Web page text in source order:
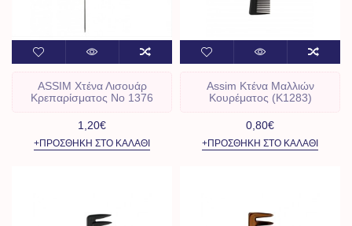
ASSIM Χτένα Λισουάρ
Κρεπαρίσματος No 1376
1,20€
+ΠΡΟΣΘΉΚΗ ΣΤΟ ΚΑΛΆΘΙ
Assim Kτένα Μαλλιών
Κουρέματος (Κ1283)
0,80€
+ΠΡΟΣΘΉΚΗ ΣΤΟ ΚΑΛΆΘΙ